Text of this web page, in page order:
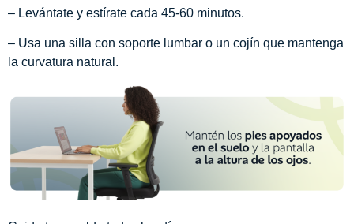
– Levántate y estírate cada 45-60 minutos.
– Usa una silla con soporte lumbar o un cojín que mantenga
la curvatura natural.